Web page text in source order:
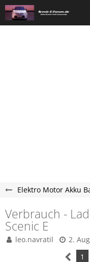
Verbrauch -
Scenic E
leo.navratil
2.
1